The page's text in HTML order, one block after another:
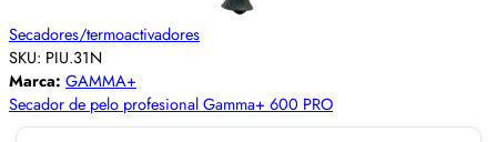
Secadores/termoactivadores
SKU: PIU.31N
Marca: GAMMA+
Secador de pelo profesional Gamma+ 600 PRO